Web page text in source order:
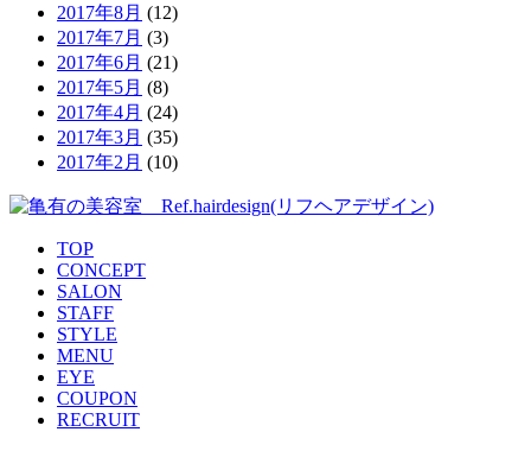
2017年8月 (12)
2017年7月 (3)
2017年6月 (21)
2017年5月 (8)
2017年4月 (24)
2017年3月 (35)
2017年2月 (10)
TOP
CONCEPT
SALON
STAFF
STYLE
MENU
EYE
COUPON
RECRUIT